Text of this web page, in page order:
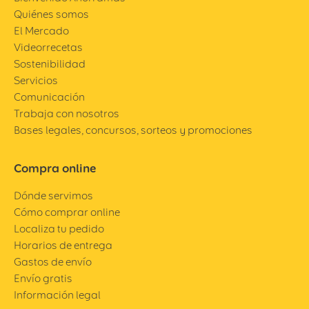
Quiénes somos
El Mercado
Videorrecetas
Sostenibilidad
Servicios
Comunicación
Trabaja con nosotros
Bases legales, concursos, sorteos y promociones
Compra online
Dónde servimos
Cómo comprar online
Localiza tu pedido
Horarios de entrega
Gastos de envío
Envío gratis
Información legal